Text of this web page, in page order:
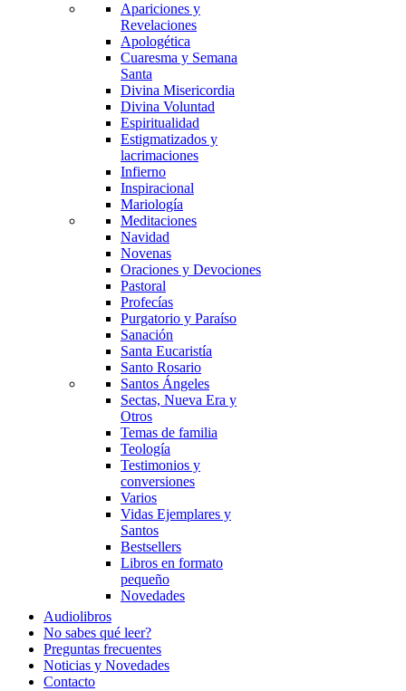
Apariciones y
Revelaciones
Apologética
Cuaresma y Semana
Santa
Divina Misericordia
Divina Voluntad
Espiritualidad
Estigmatizados y
lacrimaciones
Infierno
Inspiracional
Mariología
Meditaciones
Navidad
Novenas
Oraciones y Devociones
Pastoral
Profecías
Purgatorio y Paraíso
Sanación
Santa Eucaristía
Santo Rosario
Santos Ángeles
Sectas, Nueva Era y
Otros
Temas de familia
Teología
Testimonios y
conversiones
Varios
Vidas Ejemplares y
Santos
Bestsellers
Libros en formato
pequeño
Novedades
Audiolibros
No sabes qué leer?
Preguntas frecuentes
Noticias y Novedades
Contacto